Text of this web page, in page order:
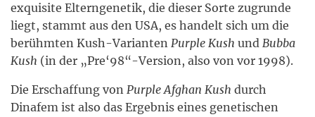
exquisite Elterngenetik, die dieser Sorte zugrunde
liegt, stammt aus den USA, es handelt sich um die
berühmten Kush-Varianten Purple Kush und Bubba
Kush (in der „Pre‘98“-Version, also von vor 1998).
Die Erschaffung von Purple Afghan Kush durch
Dinafem ist also das Ergebnis eines genetischen